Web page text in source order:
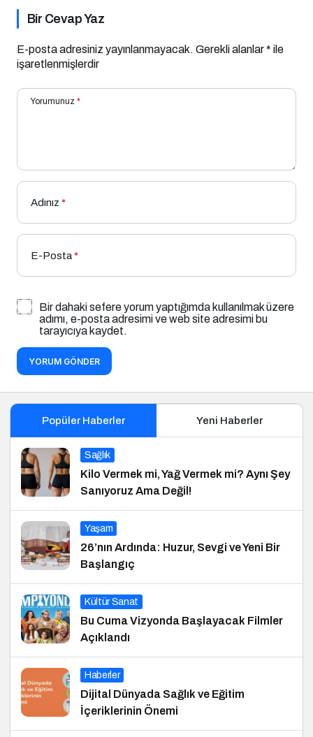
Bir Cevap Yaz
E-posta adresiniz yayınlanmayacak. Gerekli alanlar* ile
işaretlenmişlerdir
Yorumunuz *
Adınız *
E-Posta*
Bir dahaki sefere yorum yaptığımda kullanılmak üzere
adımı, e-posta adresimi ve web site adresimi bu
tarayıcıya kaydet.
YORUM GÖNDER
Popüler Haberler Yeni Haberler
Sağlık
Kilo Vermek mi, Yağ Vermek mi? Aynı Şey
Sanıyoruz Ama Değil!
Yaşam
26’nın Ardında: Huzur, Sevgi ve Yeni Bir
Başlangıç
Kültür Sanat
Bu Cuma Vizyonda Başlayacak Filmler
Açıklandı
Haberler
Dijital Dünyada Sağlık ve Eğitim
İçeriklerinin Önemi